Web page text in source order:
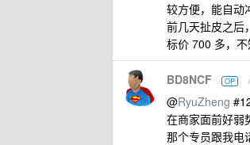
较方便，能自动
前几天扯皮之后
标价 700 多，不
BD8NCF OP
@RyuZheng
在商家面前好弱
那个专员跟我电